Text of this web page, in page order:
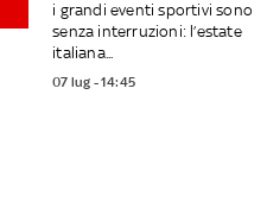
i grandi eventi sportivi sono
senza interruzioni: l’estate
italiana...
07 lug - 14:45